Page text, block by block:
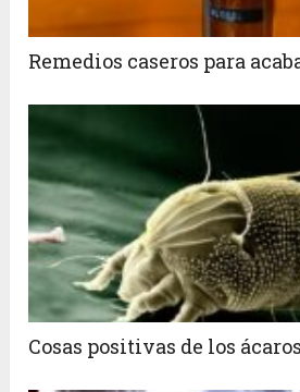
Remedios caseros para
Cosas positivas de los ácaros